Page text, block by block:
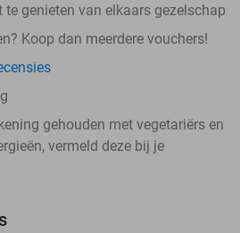
te genieten van elkaars gezelschap
Koop dan meerdere vouchers!
gehouden met vegetariërs en
vermeld deze bij je